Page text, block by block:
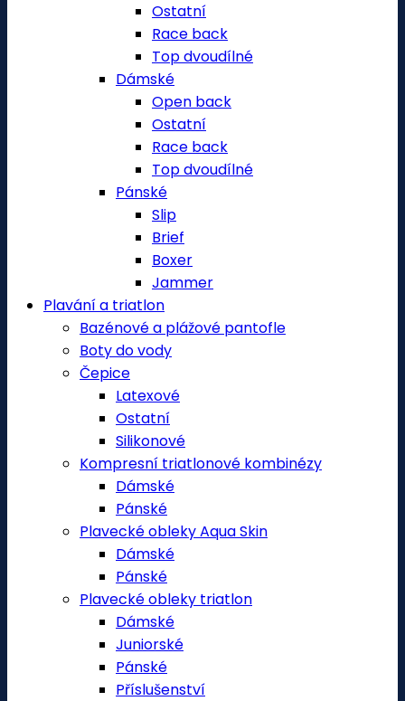
Ostatní
Race back
Top dvoudílné
Dámské
Open back
Ostatní
Race back
Top dvoudílné
Pánské
Slip
Brief
Boxer
Jammer
Plavání a triatlon
Bazénové a plážové pantofle
Boty do vody
Čepice
Latexové
Ostatní
Silikonové
Kompresní triatlonové kombinézy
Dámské
Pánské
Plavecké obleky Aqua Skin
Dámské
Pánské
Plavecké obleky triatlon
Dámské
Juniorské
Pánské
Příslušenství